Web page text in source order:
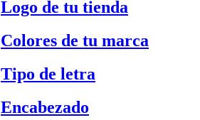
Logo de tu tienda
Colores de tu marca
Tipo de letra
Encabezado